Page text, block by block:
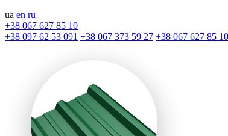
ua en ru
+38 067 627 85 10
+38 097 62 53 091 +38 067 373 59 27 +38 067 627 85 10